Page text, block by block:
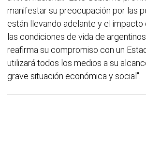
manifestar su preocupación por las
están llevando adelante y el impacto
las condiciones de vida de
reafirma su compromiso con un
utilizará todos los medios a su
grave situación económica y social".